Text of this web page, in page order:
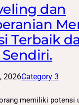
dan
Terbaik
2026Category 3
memiliki potensi